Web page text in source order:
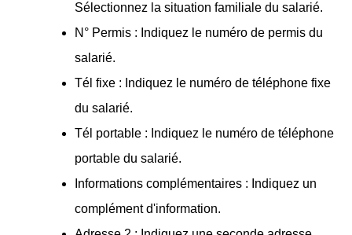
Sélectionnez la situation familiale du salarié.
N° Permis : Indiquez le numéro de permis du
salarié.
Tél fixe : Indiquez le numéro de téléphone fixe
du salarié.
Tél portable : Indiquez le numéro de téléphone
portable du salarié.
Informations complémentaires : Indiquez un
complément d'information.